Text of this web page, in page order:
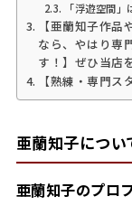
「浮遊空間
【亜蘭知子作
なら、やはり専
す！】ぜひ当店
【熟練・専門ス
亜蘭知子につい
亜蘭知子のプロ